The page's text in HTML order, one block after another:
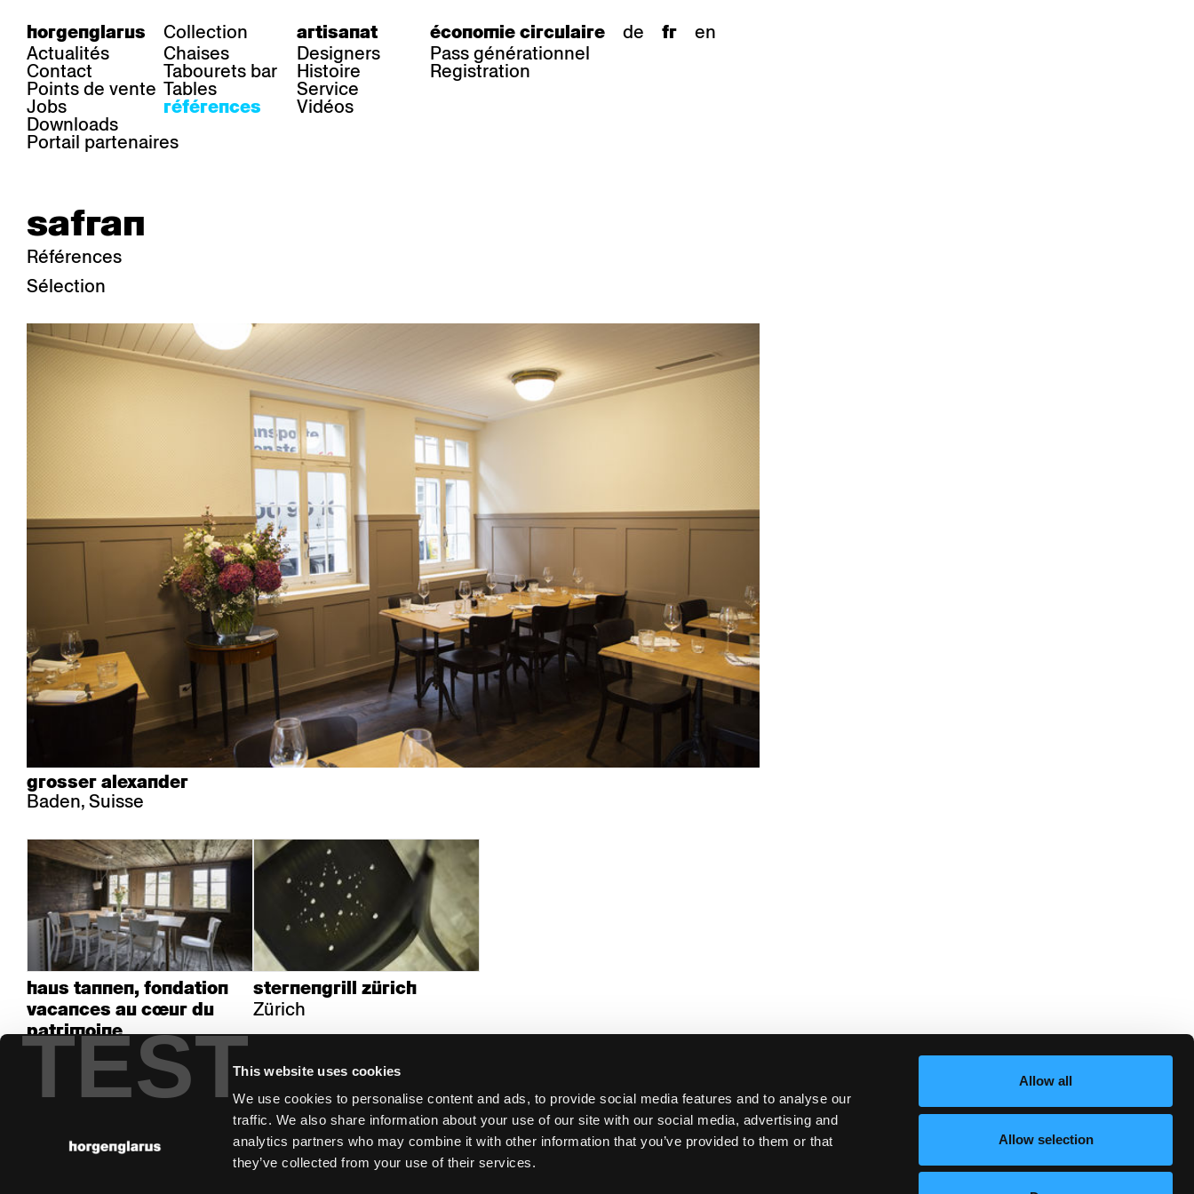
TESTThis website uses cookies
We use cookies to personalise content and ads, to provide social media features and to analyse our
traffic. We also share information about your use of our site with our social media, advertising and
analytics partners who may combine it with other information that you’ve provided to them or that
they’ve collected from your use of their services.
Allow all
Allow selection
horgenglarus
Actualités
Contact
Points de vente
Jobs
Downloads
Portail partenaires
Collection
Chaises
Tabourets bar
Tables
références
artisanat
Designers
Histoire
Service
Vidéos
économie circulaire
Pass générationnel
Registration
de fr en
safran
Références
Sélection
secteur
Gastronomie
Hôtelière
Résidence privée
chaises
Belair
Classic
Diva
Einpunktstuhl
Epos
Forum I
GA Stuhl
Haefeli
Icon
Klio
Lyra Szena
Matura
Miro
Moser
Plenum
Péclard
Safran
Select
Seley
Stapel
tables
Gloria
Mi Massiv
Prova
Savoy
Semper
Sigma
TRH
tabouret de bar
Imma
Lyra
Miro
Miro
Omega
grosser alexander
Baden, Suisse
haus tannen, fondation
vacances au cœur du
patrimoine
Morschach, Suisse
sternengrill zürich
Zürich